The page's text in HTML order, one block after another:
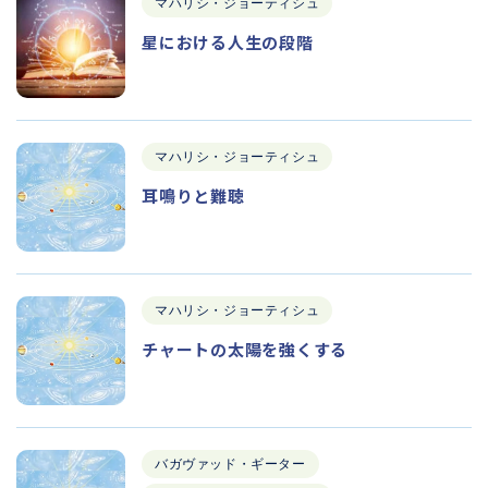
星における人生の段階
マハリシ・ジョーティシュ
耳鳴りと難聴
マハリシ・ジョーティシュ
チャートの太陽を強くする
バガヴァッド・ギーター